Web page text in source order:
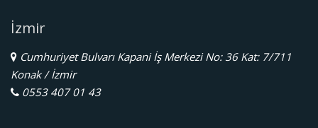
İzmir
Cumhuriyet Bulvarı Kapani İş Merkezi No: 36 Kat: 7/711
Konak / İzmir
0553 407 01 43